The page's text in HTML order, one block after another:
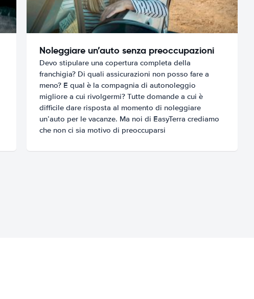
Noleggiare un’auto senza preoccupazioni
Devo stipulare una copertura completa della
franchigia? Di quali assicurazioni non posso fare a
meno? E qual è la compagnia di autonoleggio
migliore a cui rivolgermi? Tutte domande a cui è
difficile dare risposta al momento di noleggiare
un’auto per le vacanze. Ma noi di EasyTerra crediamo
che non ci sia motivo di preoccuparsi